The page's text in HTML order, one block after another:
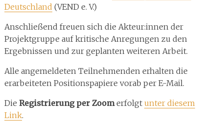
Deutschland (VEND e. V.)
Anschließend freuen sich die Akteur:innen der
Projektgruppe auf kritische Anregungen zu den
Ergebnissen und zur geplanten weiteren Arbeit.
Alle angemeldeten Teilnehmenden erhalten die
erarbeiteten Positionspapiere vorab per E-Mail.
Die Registrierung per Zoomerfolgt unter diesem
Link.